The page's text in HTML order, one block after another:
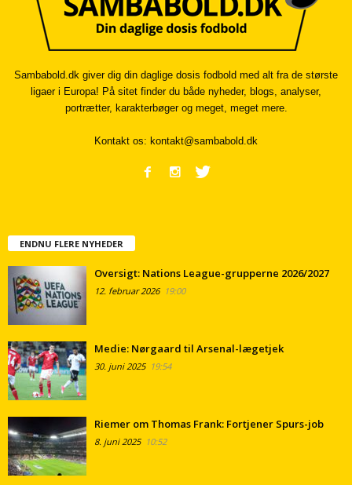
Sambabold.dk giver dig din daglige dosis fodbold med alt fra de største
ligaer i Europa! På sitet finder du både nyheder, blogs, analyser,
portrætter, karakterbøger og meget, meget mere.
Kontakt os: kontakt@sambabold.dk
ENDNU FLERE NYHEDER
Oversigt: Nations League-grupperne 2026/2027
12. februar 202619:00
Medie: Nørgaard til Arsenal-lægetjek
30. juni 202519:54
Riemer om Thomas Frank: Fortjener Spurs-job
8. juni 202510:52